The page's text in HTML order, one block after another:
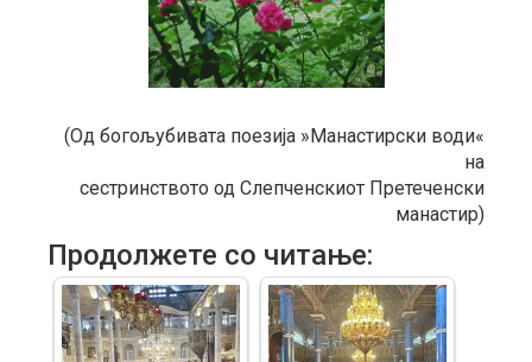
(Од богољубивата поезија »Манастирски води«
на
сестринството од Слепченскиот Претеченски
манастир)
Продолжете со читање: